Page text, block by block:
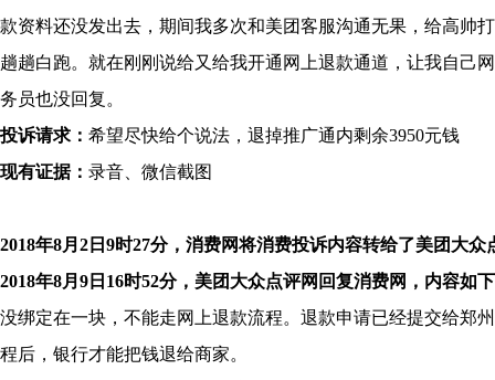
款资料还没发出去，期间我多次和美团客服沟通无果，给高帅
趟趟白跑。就在刚刚说给又给我开通网上退款通道，让我自己
务员也没回复。
投诉请求： 希望尽快给个说法，退掉推广通内剩余3950元钱
现有证据： 录音、微信截图
2018年8月2日9时27分，消费网将消费投诉内容转给了美团大众
2018年8月9日16时52分，美团大众点评网回复消费网，内容如
没绑定在一块，不能走网上退款流程。退款申请已经提交给郑
程后，银行才能把钱退给商家。